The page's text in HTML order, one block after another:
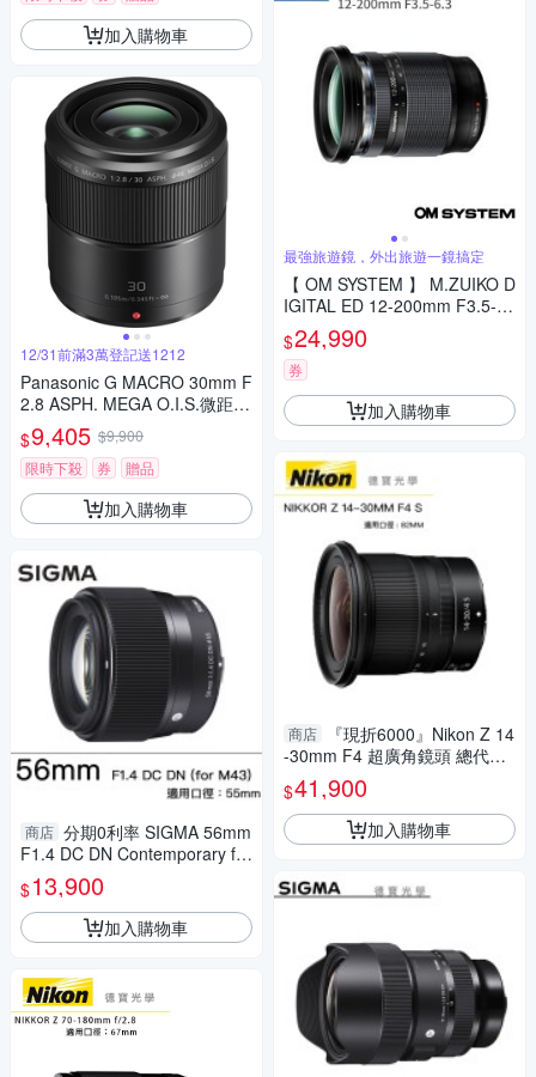
加入購物車
12/31前滿3萬登記送1212
Panasonic G MACRO 30mm F
2.8 ASPH. MEGA O.I.S.微距鏡
頭 公司貨
$9,405 $9,900
限時下殺
券 贈品
加入購物車
商店 分期0利率 SIGMA 56mm
F1.4 DC DN Contemporary for
M43接環 恆伸公司貨 微單眼 人
像街拍 德寶光學
$13,900
加入購物車
最強旅遊鏡，外出旅遊一鏡搞定
【 OM SYSTEM 】 M.ZUIKO D
IGITAL ED 12-200mm F3.5-6.
3 (公司貨)
$24,990
券
加入購物車
商店
『現折6000』Nikon Z 14
-30mm F4 超廣角鏡頭 總代理
公司貨 德寶光學 雲海季
$41,900
加入購物車